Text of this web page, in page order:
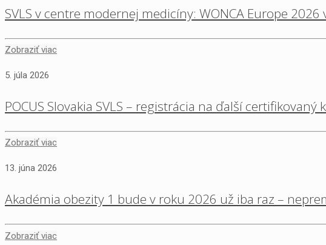
SVLS v centre modernej medicíny: WONCA Europe 2026
Zobraziť viac
5. júla 2026
POCUS Slovakia SVLS – registrácia na ďalší certifikovaný
Zobraziť viac
13. júna 2026
Akadémia obezity 1 bude v roku 2026 už iba raz –
Zobraziť viac